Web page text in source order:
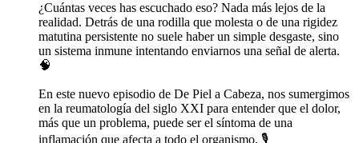
¿Cuántas veces has escuchado eso? Nada más lejos de la
realidad. Detrás de una rodilla que molesta o de una rigidez
matutina persistente no suele haber un simple desgaste, sino
un sistema inmune intentando enviarnos una señal de alerta.
🧠
En este nuevo episodio de De Piel a Cabeza, nos sumergimos
en la reumatología del siglo XXI para entender que el dolor,
más que un problema, puede ser el síntoma de una
inflamación que afecta a todo el organismo. 🎙️